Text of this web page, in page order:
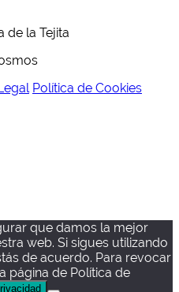
de la Tejita
Política de Cookies
que damos la mejor
web. Si sigues utilizando
de acuerdo. Para revocar
página de Política de